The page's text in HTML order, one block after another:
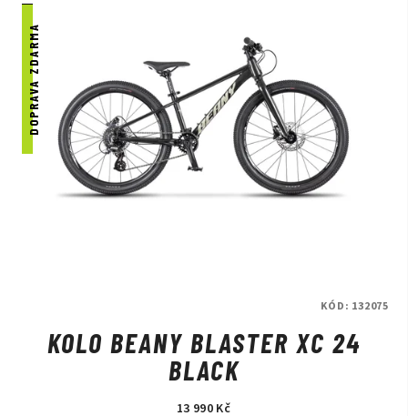
DOPRAVA ZDARMA
KOLO BEANY BLASTER XC 24
BLACK
13 990 Kč
KÓD: 132075